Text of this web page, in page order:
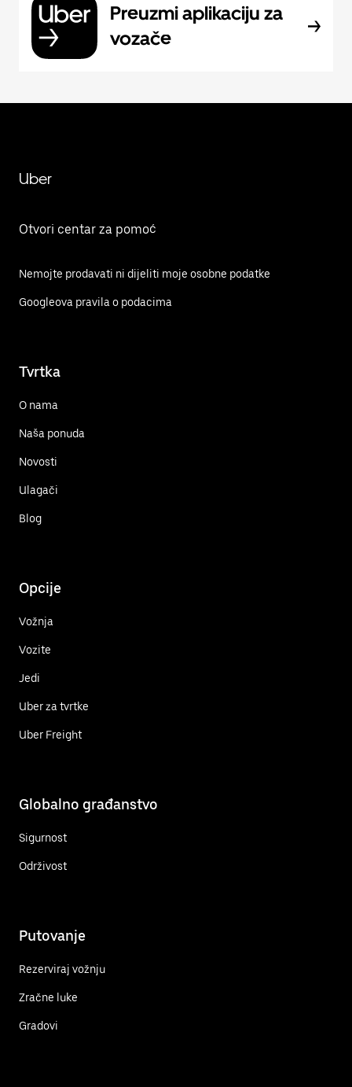
Preuzmi aplikaciju za
vozače
Uber
Otvori centar za pomoć
Nemojte prodavati ni dijeliti moje osobne podatke
Googleova pravila o podacima
Tvrtka
O nama
Naša ponuda
Novosti
Ulagači
Blog
Opcije
Vožnja
Vozite
Jedi
Uber za tvrtke
Uber Freight
Globalno građanstvo
Sigurnost
Održivost
Putovanje
Rezerviraj vožnju
Zračne luke
Gradovi